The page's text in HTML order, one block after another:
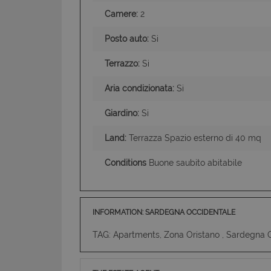
Camere: 2
Posto auto: Si
Terrazzo: Si
Aria condizionata: Si
Giardino: Si
Land: Terrazza Spazio esterno di 40 mq
Conditions Buone saubito abitabile
INFORMATION: SARDEGNA OCCIDENTALE
TAG: Apartments, Zona Oristano , Sardegna
CookieScriptConsent